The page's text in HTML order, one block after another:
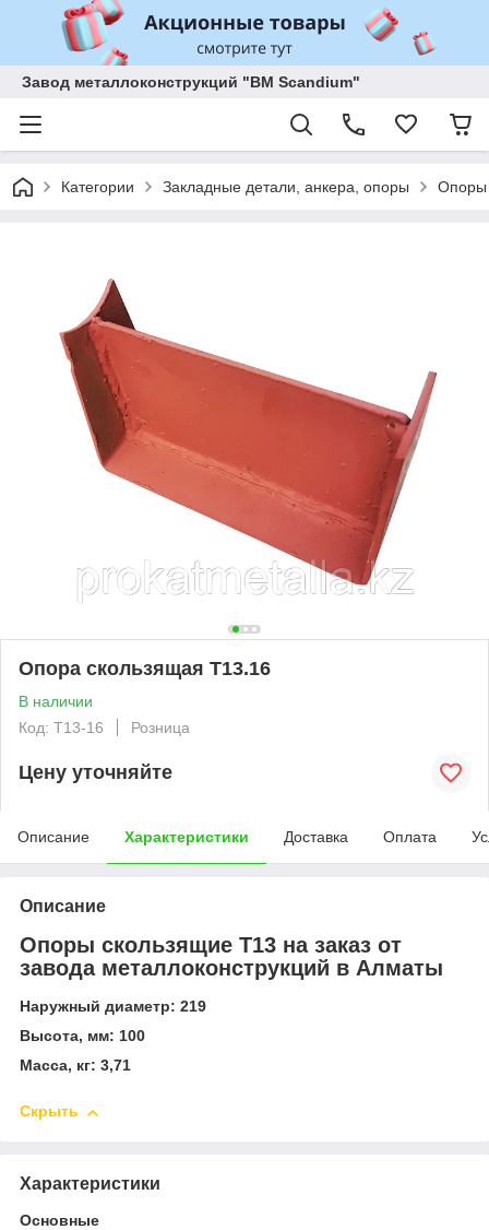
Завод металлоконструкций "BM Scandium"
Категории Закладные детали, анкера, опоры Опоры
Опора скользящая Т13.16
В наличии
Код: T13-16
Розница
Цену уточняйте
Описание Характеристики Доставка Оплата
Описание
Опоры скользящие Т13 на заказ от
завода металлоконструкций в Алматы
Наружный диаметр: 219
Высота, мм: 100
Масса, кг: 3,71
Скрыть
Характеристики
Основные